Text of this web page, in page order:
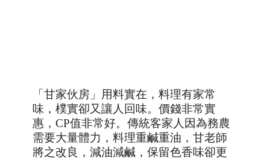
「甘家伙房」用料實在，料理有家常
味，樸實卻又讓人回味。價錢非常實
惠， CP值非常好。傳統客家人因為務農
需要大量體力，料理重鹹重油，甘老師
將之改良，減油減鹹，保留色香味卻更